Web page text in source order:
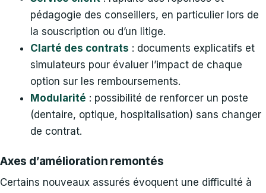
pédagogie des conseillers, en particulier lors de
la souscription ou d’un litige.
Clarté des contrats : documents explicatifs et
simulateurs pour évaluer l’impact de chaque
option sur les remboursements.
Modularité : possibilité de renforcer un poste
(dentaire, optique, hospitalisation) sans changer
de contrat.
Axes d’amélioration remontés
Certains nouveaux assurés évoquent une difficulté à